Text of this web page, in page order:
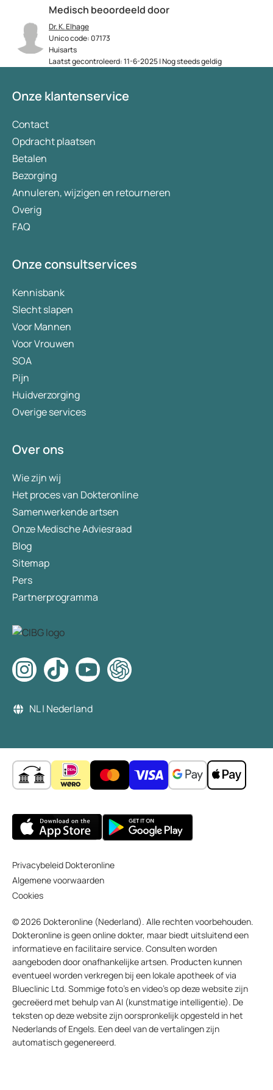
Medisch beoordeeld door
Dr. K. Elhage
Unico code: 07173
Huisarts
Laatst gecontroleerd: 11-6-2025 | Nog steeds geldig
Onze klantenservice
Contact
Opdracht plaatsen
Betalen
Bezorging
Annuleren, wijzigen en retourneren
Overig
FAQ
Onze consultservices
Kennisbank
Slecht slapen
Voor Mannen
Voor Vrouwen
SOA
Pijn
Huidverzorging
Overige services
Over ons
Wie zijn wij
Het proces van Dokteronline
Samenwerkende artsen
Onze Medische Adviesraad
Blog
Sitemap
Pers
Partnerprogramma
NL | Nederland
Privacybeleid Dokteronline
Algemene voorwaarden
Cookies
© 2026 Dokteronline (Nederland). Alle rechten voorbehouden.
Dokteronline is geen online dokter, maar biedt uitsluitend een
informatieve en facilitaire service. Consulten worden
aangeboden door onafhankelijke artsen. Producten kunnen
eventueel worden verkregen bij een lokale apotheek of via
Blueclinic Ltd. Sommige foto’s en video’s op deze website zijn
gecreëerd met behulp van AI (kunstmatige intelligentie). De
teksten op deze website zijn oorspronkelijk opgesteld in het
Nederlands of Engels. Een deel van de vertalingen zijn
automatisch gegenereerd.